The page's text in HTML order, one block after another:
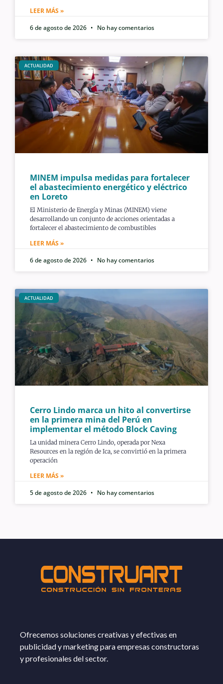
LEER MÁS »
6 de agosto de 2026
No hay comentarios
ACTUALIDAD
MINEM impulsa medidas para fortalecer
el abastecimiento energético y eléctrico
en Loreto
El Ministerio de Energía y Minas (MINEM) viene
desarrollando un conjunto de acciones orientadas a
fortalecer el abastecimiento de combustibles
LEER MÁS »
6 de agosto de 2026
No hay comentarios
ACTUALIDAD
Cerro Lindo marca un hito al convertirse
en la primera mina del Perú en
implementar el método Block Caving
La unidad minera Cerro Lindo, operada por Nexa
Resources en la región de Ica, se convirtió en la primera
operación
LEER MÁS »
5 de agosto de 2026
No hay comentarios
Ofrecemos soluciones creativas y efectivas en
publicidad y marketing para empresas constructoras
y profesionales del sector.